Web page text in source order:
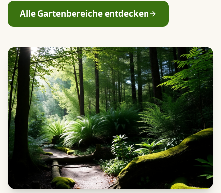
Alle Gartenbereiche entdecken